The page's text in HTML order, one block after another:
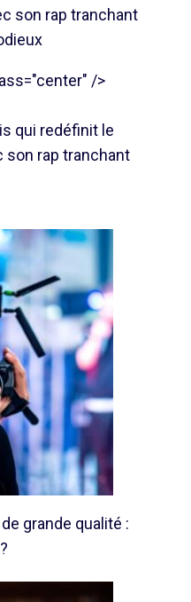
son rap tranchant
/>
qui redéfinit le
son rap tranchant
grande qualité :